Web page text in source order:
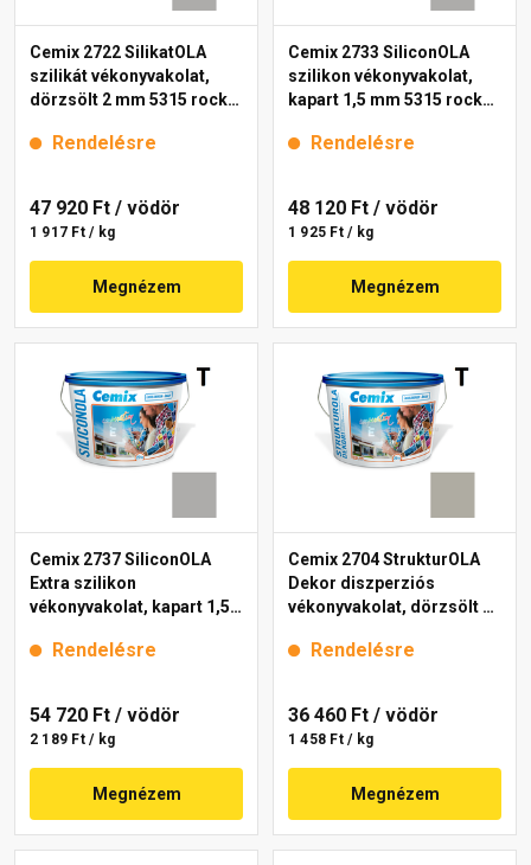
Cemix 2722 SilikatOLA
szilikát vékonyvakolat,
dörzsölt 2 mm 5315 rock
Rendelésre
47 920 Ft / vödör
1 917 Ft / kg
Megnézem
Cemix 2733 SiliconOLA
szilikon vékonyvakolat,
kapart 1,5 mm 5315 rock
Rendelésre
48 120 Ft / vödör
1 925 Ft / kg
Megnézem
Cemix 2737 SiliconOLA
Extra szilikon
vékonyvakolat, kapart 1,5
Rendelésre
54 720 Ft / vödör
2 189 Ft / kg
Megnézem
Cemix 2704 StrukturOLA
Dekor diszperziós
vékonyvakolat, dörzsölt 2
Rendelésre
36 460 Ft / vödör
1 458 Ft / kg
Megnézem